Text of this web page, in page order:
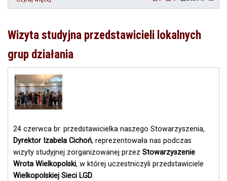
Ogólnopolski
i
z
Ostrzeszów,
27
września
2026
Wizyta studyjna przedstawicieli lokalnych
grup działania
24 czerwca br. przedstawicielka naszego Stowarzyszenia,
Dyrektor Izabela Cichoń, reprezentowała nas podczas
wizyty studyjnej zorganizowanej przez Stowarzyszenie
Wrota Wielkopolski, w której uczestniczyli przedstawiciele
Wielkopolskiej Sieci LGD.